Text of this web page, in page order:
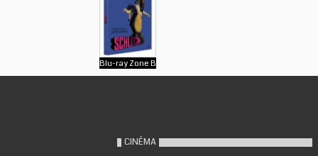
Blu-ray Zone B
CINÉMA